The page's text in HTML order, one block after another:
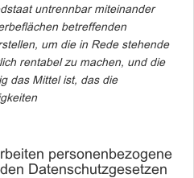
untrennbar miteinander
betreffenden
um die in Rede stehende
rentabel zu machen, und die
das Mittel ist, das die
personenbezogene
Datenschutzgesetzen